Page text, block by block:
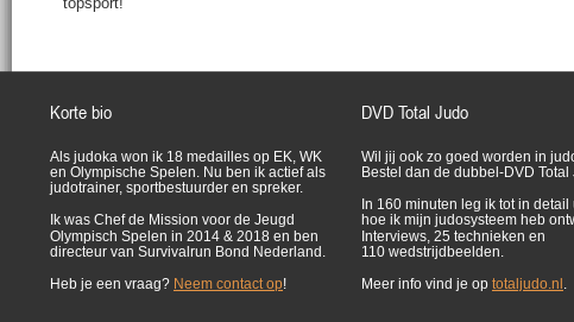
Korte bio
Als judoka won ik 18 medailles op EK, WK
en Olympische Spelen. Nu ben ik actief als
judotrainer, sportbestuurder en spreker.
Ik was Chef de Mission voor de Jeugd
Olympisch Spelen in 2014 & 2018 en ben
directeur van Survivalrun Bond Nederland.
Heb je een vraag? Neem contact op!
DVD Total Judo
Wil jij ook zo goed worden in
Bestel dan de dubbel-DVD Total
In 160 minuten leg ik tot in detail
hoe ik mijn judosysteem heb
Interviews, 25 technieken en
110 wedstrijdbeelden.
Meer info vind je op totaljudo.nl .